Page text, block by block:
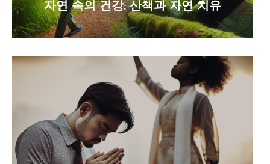
자연 속의 건강: 산책과 자연 치유